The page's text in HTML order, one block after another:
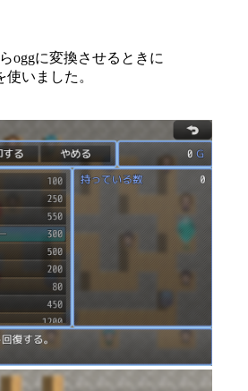
oggに変換させるときに
いました。